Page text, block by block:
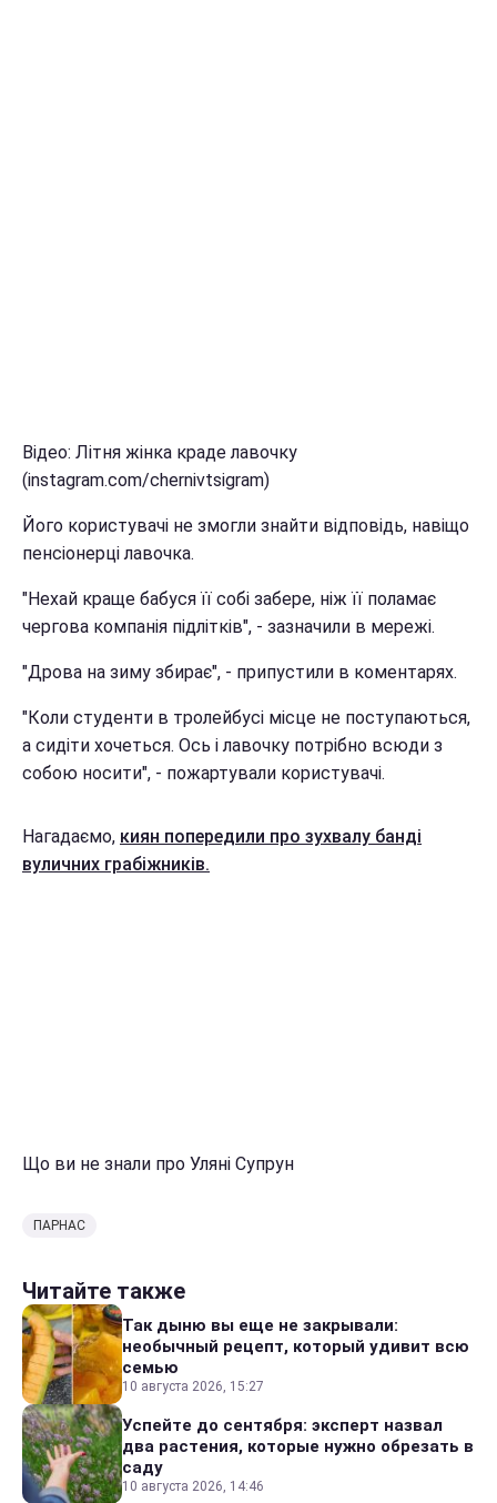
Відео: Літня жінка краде лавочку
(instagram.com/chernivtsigram)
Його користувачі не змогли знайти відповідь, навіщо
пенсіонерці лавочка.
"Нехай краще бабуся її собі забере, ніж її поламає
чергова компанія підлітків", - зазначили в мережі.
"Дрова на зиму збирає", - припустили в коментарях.
"Коли студенти в тролейбусі місце не поступаються,
а сидіти хочеться. Ось і лавочку потрібно всюди з
собою носити", - пожартували користувачі.
Нагадаємо, киян попередили про зухвалу банді
вуличних грабіжників.
Що ви не знали про Уляні Супрун
ПАРНАС
Читайте также
Так дыню вы еще не закрывали:
необычный рецепт, который удивит всю
семью
10 августа 2026, 15:27
Успейте до сентября: эксперт назвал
два растения, которые нужно обрезать в
саду
10 августа 2026, 14:46